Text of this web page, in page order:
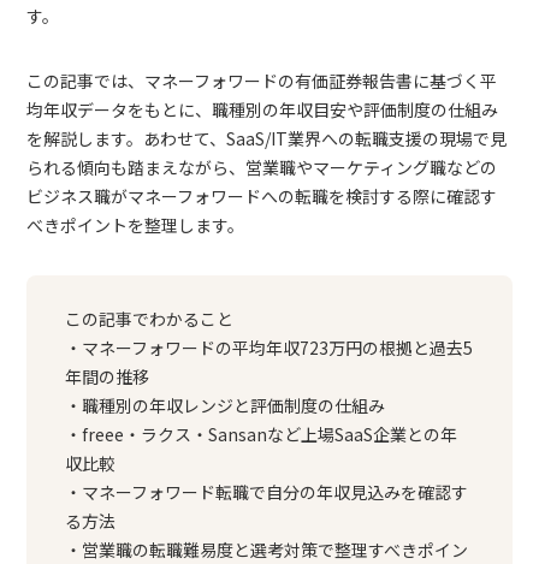
す。
この記事では、マネーフォワードの有価証券報告書に基づく平
均年収データをもとに、職種別の年収目安や評価制度の仕組み
を解説します。あわせて、SaaS/IT業界への転職支援の現場で見
られる傾向も踏まえながら、営業職やマーケティング職などの
ビジネス職がマネーフォワードへの転職を検討する際に確認す
べきポイントを整理します。
この記事でわかること
・マネーフォワードの平均年収723万円の根拠と過去5
年間の推移
・職種別の年収レンジと評価制度の仕組み
・freee・ラクス・Sansanなど上場SaaS企業との年
収比較
・マネーフォワード転職で自分の年収見込みを確認す
る方法
・営業職の転職難易度と選考対策で整理すべきポイン